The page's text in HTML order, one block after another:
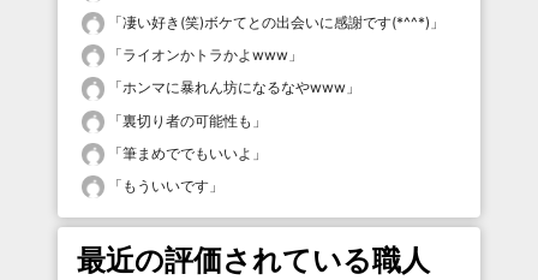
「凄い好き(笑)ボケてとの出会いに感謝です(*^^*) 」
「ライオンかトラかよwww 」
「ホンマに暴れん坊になるなやwww 」
「裏切り者の可能性も 」
「筆まめででもいいよ 」
「 もういいです 」
最近の評価されている職人